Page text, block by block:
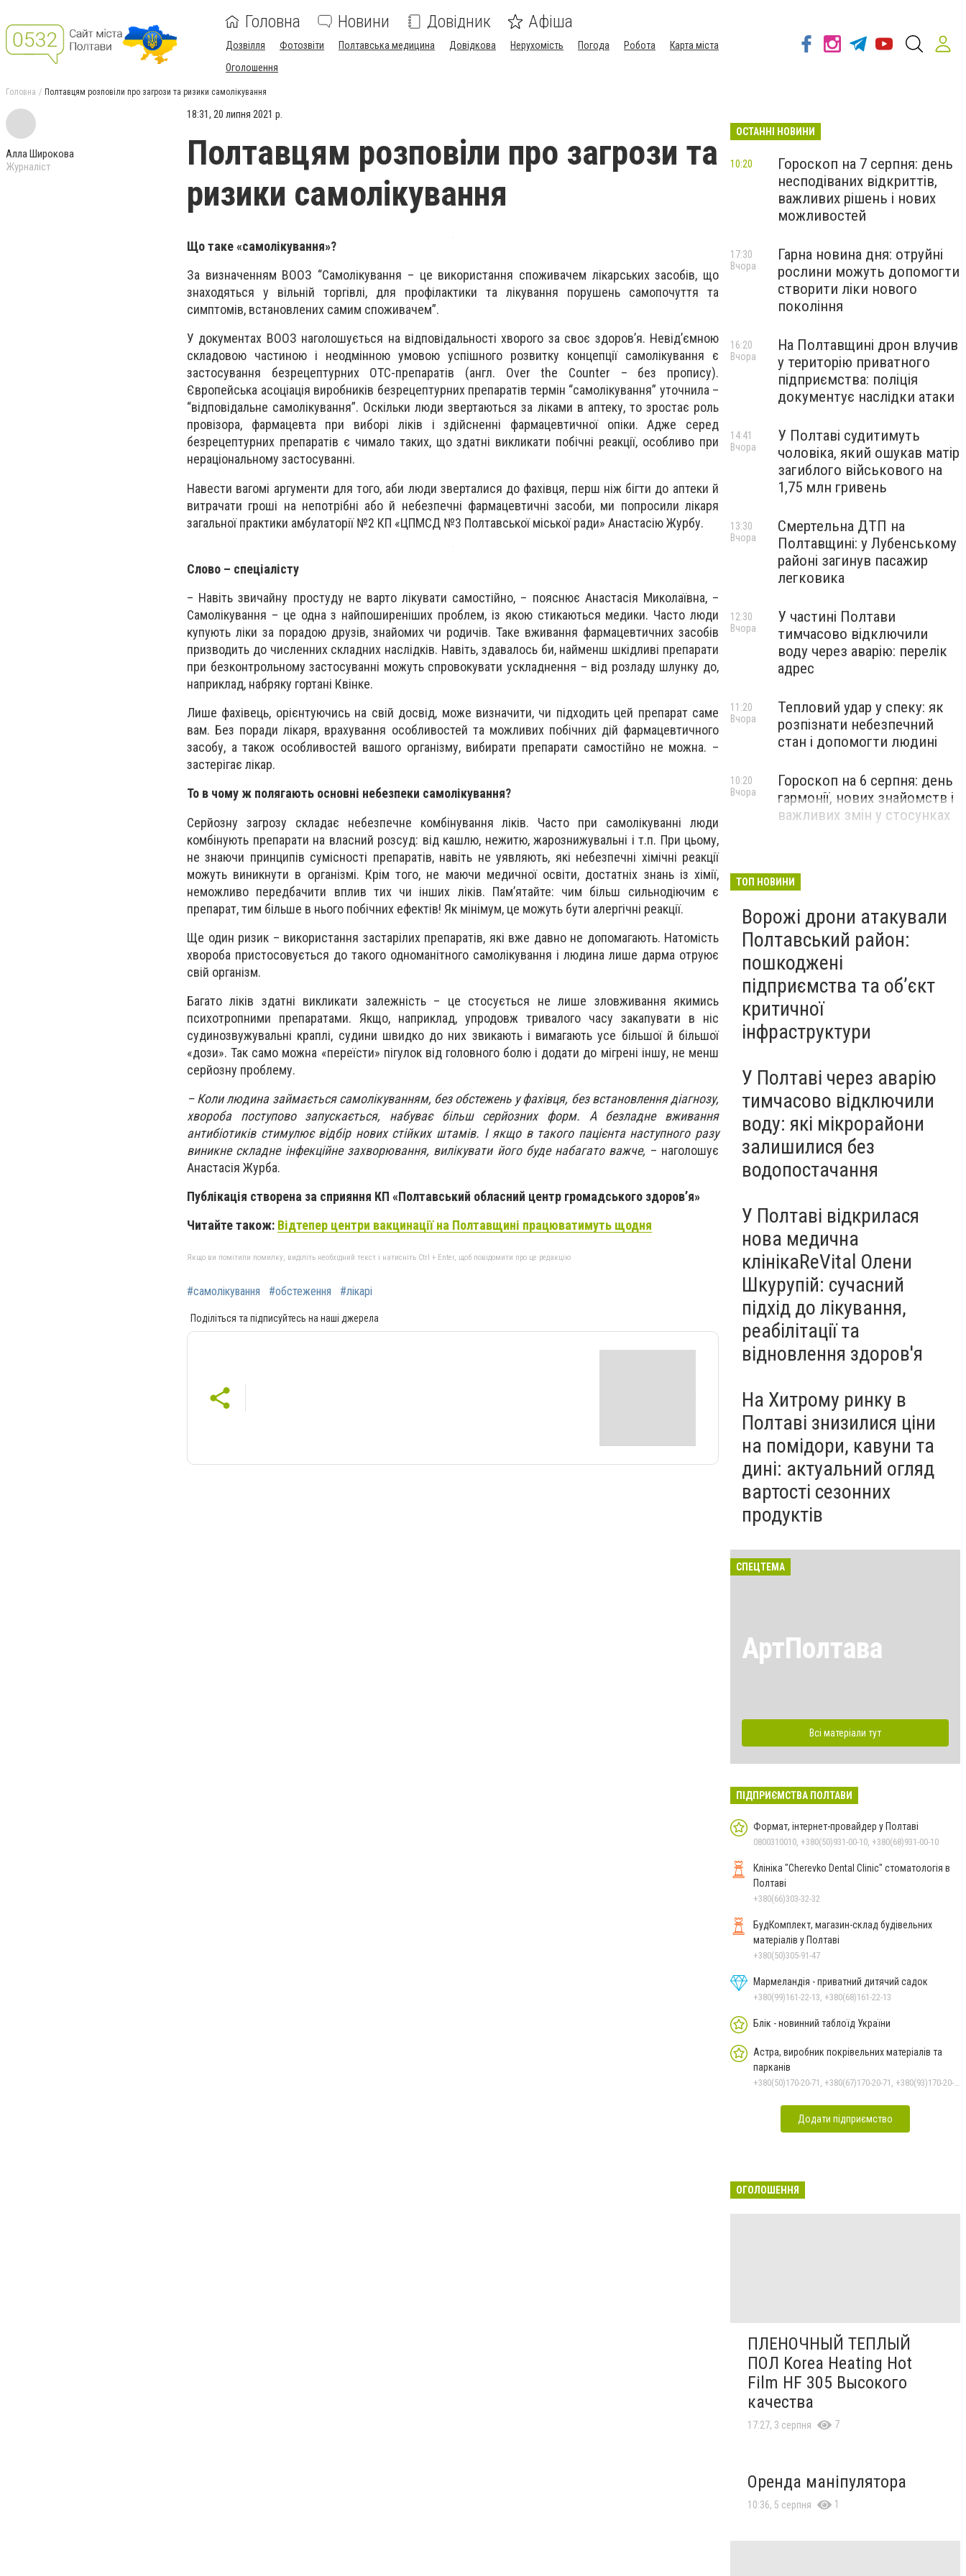
Головна Новини Довідник Афіша
Дозвілля Фотозвіти Полтавська медицина Довідкова Нерухомість Погода Робота
Карта міста
Оголошення
Головна Полтавцям розповіли про загрози та ризики самолікування
Алла Широкова
Журналіст
18:31, 20 липня 2021 р.
Полтавцям розповіли про загрози та
ризики самолікування
Що таке «самолікування»?
За визначенням ВООЗ “Самолікування – це використання споживачем лікарських засобів, що
знаходяться у вільній торгівлі, для профілактики та лікування порушень самопочуття та
симптомів, встановлених самим споживачем”.
У документах ВООЗ наголошується на відповідальності хворого за своє здоров’я. Невід’ємною
складовою частиною і неодмінною умовою успішного розвитку концепції самолікування є
застосування безрецептурних ОТС-препаратів (англ. Over the Counter – без пропису).
Європейська асоціація виробників безрецептурних препаратів термін “самолікування” уточнила –
“відповідальне самолікування”. Оскільки люди звертаються за ліками в аптеку, то зростає роль
провізора, фармацевта при виборі ліків і здійсненні фармацевтичної опіки. Адже серед
безрецептурних препаратів є чимало таких, що здатні викликати побічні реакції, особливо при
нераціональному застосуванні.
Навести вагомі аргументи для того, аби люди зверталися до фахівця, перш ніж бігти до аптеки й
витрачати гроші на непотрібні або й небезпечні фармацевтичні засоби, ми попросили лікаря
загальної практики амбулаторії №2 КП «ЦПМСД №3 Полтавської міської ради» Анастасію Журбу.
Слово – спеціалісту
– Навіть звичайну простуду не варто лікувати самостійно, – пояснює Анастасія Миколаївна, –
Самолікування – це одна з найпоширеніших проблем, із якою стикаються медики. Часто люди
купують ліки за порадою друзів, знайомих чи родичів. Таке вживання фармацевтичних засобів
призводить до численних складних наслідків. Навіть, здавалось би, найменш шкідливі препарати
при безконтрольному застосуванні можуть спровокувати ускладнення – від розладу шлунку до,
наприклад, набряку гортані Квінке.
Лише фахівець, орієнтуючись на свій досвід, може визначити, чи підходить цей препарат саме
вам. Без поради лікаря, врахування особливостей та можливих побічних дій фармацевтичного
засобу, а також особливостей вашого організму, вибирати препарати самостійно не можна. –
застерігає лікар.
То в чому ж полягають основні небезпеки самолікування?
Серйозну загрозу складає небезпечне комбінування ліків. Часто при самолікуванні люди
комбінують препарати на власний розсуд: від кашлю, нежитю, жарознижувальні і т.п. При цьому,
не знаючи принципів сумісності препаратів, навіть не уявляють, які небезпечні хімічні реакції
можуть виникнути в організмі. Крім того, не маючи медичної освіти, достатніх знань із хімії,
неможливо передбачити вплив тих чи інших ліків. Пам’ятайте: чим більш сильнодіючим є
препарат, тим більше в нього побічних ефектів! Як мінімум, це можуть бути алергічні реакції.
Ще один ризик – використання застарілих препаратів, які вже давно не допомагають. Натомість
хвороба пристосовується до такого одноманітного самолікування і людина лише дарма отруює
свій організм.
Багато ліків здатні викликати залежність – це стосується не лише зловживання якимись
психотропними препаратами. Якщо, наприклад, упродовж тривалого часу закапувати в ніс
судинозвужувальні краплі, судини швидко до них звикають і вимагають усе більшої й більшої
«дози». Так само можна «переїсти» пігулок від головного болю і додати до мігрені іншу, не менш
серйозну проблему.
– Коли людина займається самолікуванням, без обстежень у фахівця, без встановлення діагнозу,
хвороба поступово запускається, набуває більш серйозних форм. А безладне вживання
антибіотиків стимулює відбір нових стійких штамів. І якщо в такого пацієнта наступного разу
виникне складне інфекційне захворювання, вилікувати його буде набагато важче, – наголошує
Анастасія Журба.
Публікація створена за сприяння КП «Полтавський обласний центр громадського здоров’я»
Читайте також: Відтепер центри вакцинації на Полтавщині працюватимуть щодня
Якщо ви помітили помилку, виділіть необхідний текст і натисніть Ctrl + Enter, щоб повідомити про це редакцію
#самолікування #обстеження #лікарі
Поділіться та підписуйтесь на наші джерела
ОСТАННІ НОВИНИ
Гороскоп на 7 серпня: день
несподіваних відкриттів,
важливих рішень і нових
можливостей
10:20
Гарна новина дня: отруйні
рослини можуть допомогти
створити ліки нового
покоління
17:30
Вчора
На Полтавщині дрон влучив
у територію приватного
підприємства: поліція
документує наслідки атаки
16:20
Вчора
У Полтаві судитимуть
чоловіка, який ошукав матір
загиблого військового на
1,75 млн гривень
14:41
Вчора
Смертельна ДТП на
Полтавщині: у Лубенському
районі загинув пасажир
легковика
13:30
Вчора
У частині Полтави
тимчасово відключили
воду через аварію: перелік
адрес
12:30
Вчора
Тепловий удар у спеку: як
розпізнати небезпечний
стан і допомогти людині
11:20
Вчора
Гороскоп на 6 серпня: день
гармонії, нових знайомств і
важливих змін у стосунках
10:20
Вчора
ТОП НОВИНИ
Ворожі дрони атакували
Полтавський район:
пошкоджені
підприємства та об’єкт
критичної
інфраструктури
У Полтаві через аварію
тимчасово відключили
воду: які мікрорайони
залишилися без
водопостачання
У Полтаві відкрилася
нова медична
клінікаReVital Олени
Шкурупій: сучасний
підхід до лікування,
реабілітації та
відновлення здоров'я
На Хитрому ринку в
Полтаві знизилися ціни
на помідори, кавуни та
дині: актуальний огляд
вартості сезонних
продуктів
СПЕЦТЕМА
АртПолтава
Всі матеріали тут
ПІДПРИЄМСТВА ПОЛТАВИ
Формат, інтернет-провайдер у Полтаві
0800310010, +380(50)931-00-10, +380(68)931-00-10
Клініка "Cherevko Dental Clinic" стоматологія в
Полтаві
+380(66)303-32-32
БудКомплект, магазин-склад будівельних
матеріалів у Полтаві
+380(50)305-91-47
Мармеландія - приватний дитячий садок
+380(99)161-22-13, +380(68)161-22-13
Блік - новинний таблоїд України
Астра, виробник покрівельних матеріалів та
парканів
Додати підприємство
ОГОЛОШЕННЯ
ПЛЕНОЧНЫЙ ТЕПЛЫЙ
ПОЛ Korea Heating Hot
Film HF 305 Высокого
качества
17:27, 3 серпня 7
Оренда маніпулятора
10:36, 5 серпня 1